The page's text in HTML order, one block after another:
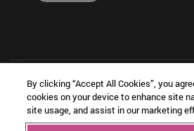
By clicking “Accept All Cookies”, you
cookies on your device to enhance site
site usage, and assist in our marketing